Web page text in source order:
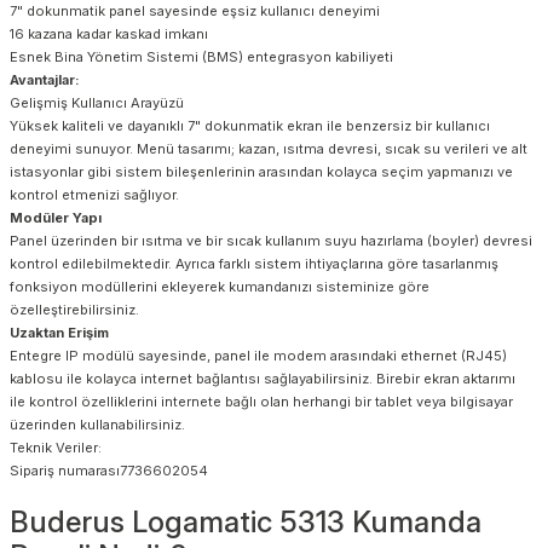
7" dokunmatik panel sayesinde eşsiz kullanıcı deneyimi
16 kazana kadar kaskad imkanı
Esnek Bina Yönetim Sistemi (BMS) entegrasyon kabiliyeti
Avantajlar:
Gelişmiş Kullanıcı Arayüzü
Yüksek kaliteli ve dayanıklı 7" dokunmatik ekran ile benzersiz bir kullanıcı
deneyimi sunuyor. Menü tasarımı; kazan, ısıtma devresi, sıcak su verileri ve alt
istasyonlar gibi sistem bileşenlerinin arasından kolayca seçim yapmanızı ve
kontrol etmenizi sağlıyor.
Modüler Yapı
Panel üzerinden bir ısıtma ve bir sıcak kullanım suyu hazırlama (boyler) devresi
kontrol edilebilmektedir. Ayrıca farklı sistem ihtiyaçlarına göre tasarlanmış
fonksiyon modüllerini ekleyerek kumandanızı sisteminize göre
özelleştirebilirsiniz.
Uzaktan Erişim
Entegre IP modülü sayesinde, panel ile modem arasındaki ethernet (RJ45)
kablosu ile kolayca internet bağlantısı sağlayabilirsiniz. Birebir ekran aktarımı
ile kontrol özelliklerini internete bağlı olan herhangi bir tablet veya bilgisayar
üzerinden kullanabilirsiniz.
Teknik Veriler:
Sipariş numarası7736602054
Buderus Logamatic 5313 Kumanda